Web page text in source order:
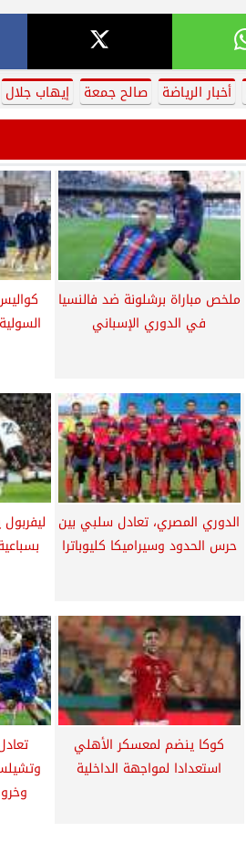
أخبار الرياضة صالح جمعة إيهاب جلال
ملخص مباراة برشلونة ضد فالنسيا
في الدوري الإسباني
الدوري المصري، تعادل سلبي بين
حرس الحدود وسيراميكا كليوباترا
كوكا ينضم لمعسكر الأهلي
استعدادا لمواجهة الداخلية